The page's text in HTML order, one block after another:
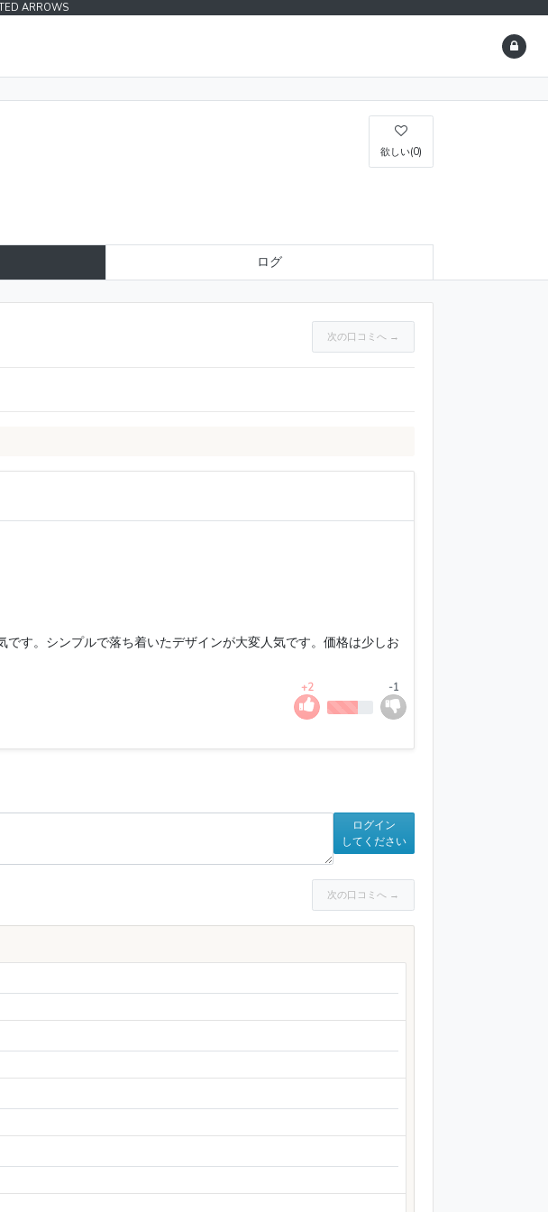
ARROWS
欲しい(0)
ログ
次の口コミへ →
す。シンプルで落ち着いたデザインが大変人気です。価格は少しお
+2 -1
ログイン
してください
次の口コミへ →